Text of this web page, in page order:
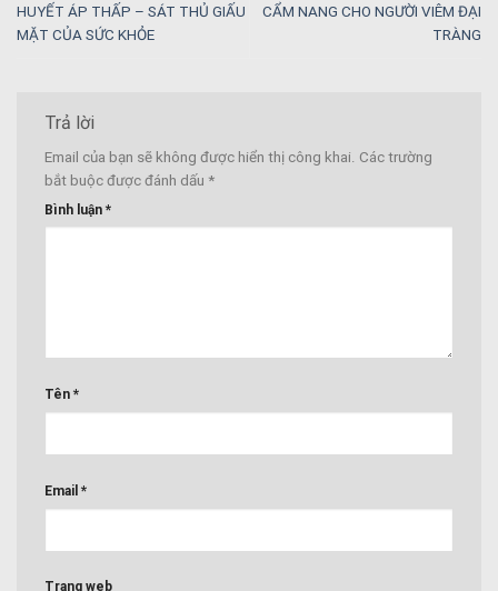
HUYẾT ÁP THẤP – SÁT THỦ GIẤU
MẶT CỦA SỨC KHỎE
CẨM NANG CHO NGƯỜI VIÊM ĐẠI
TRÀNG
Trả lời
Email của bạn sẽ không được hiển thị công khai. Các trường
bắt buộc được đánh dấu *
Bình luận *
Tên *
Email *
Trang web